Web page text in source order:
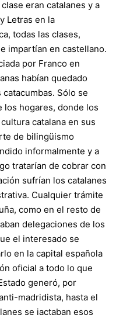
eran catalanes y a
Letras en la
todas las clases,
impartían en castellano.
por Franco en
habían quedado
Sólo se
los hogares, donde los
catalana en sus
de bilingüismo
informalmente y a
tratarían de cobrar con
sufrían los catalanes
Cualquier trámite
como en el resto de
delegaciones de los
el interesado se
en la capital española
oficial a todo lo que
generó, por
madridista, hasta el
se jactaban esos